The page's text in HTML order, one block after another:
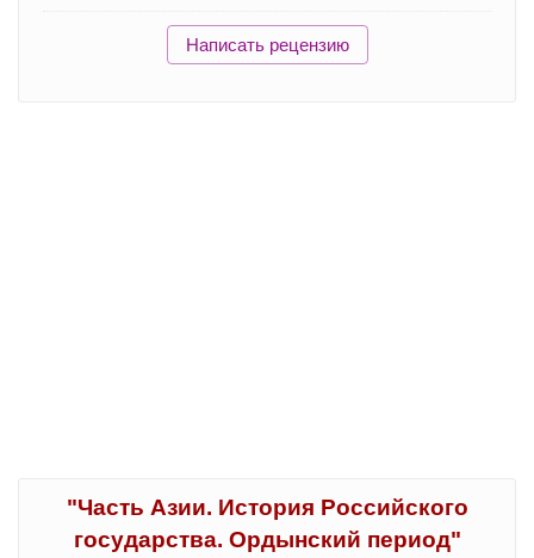
Написать рецензию
"Часть Азии. История Российского
государства. Ордынский период"